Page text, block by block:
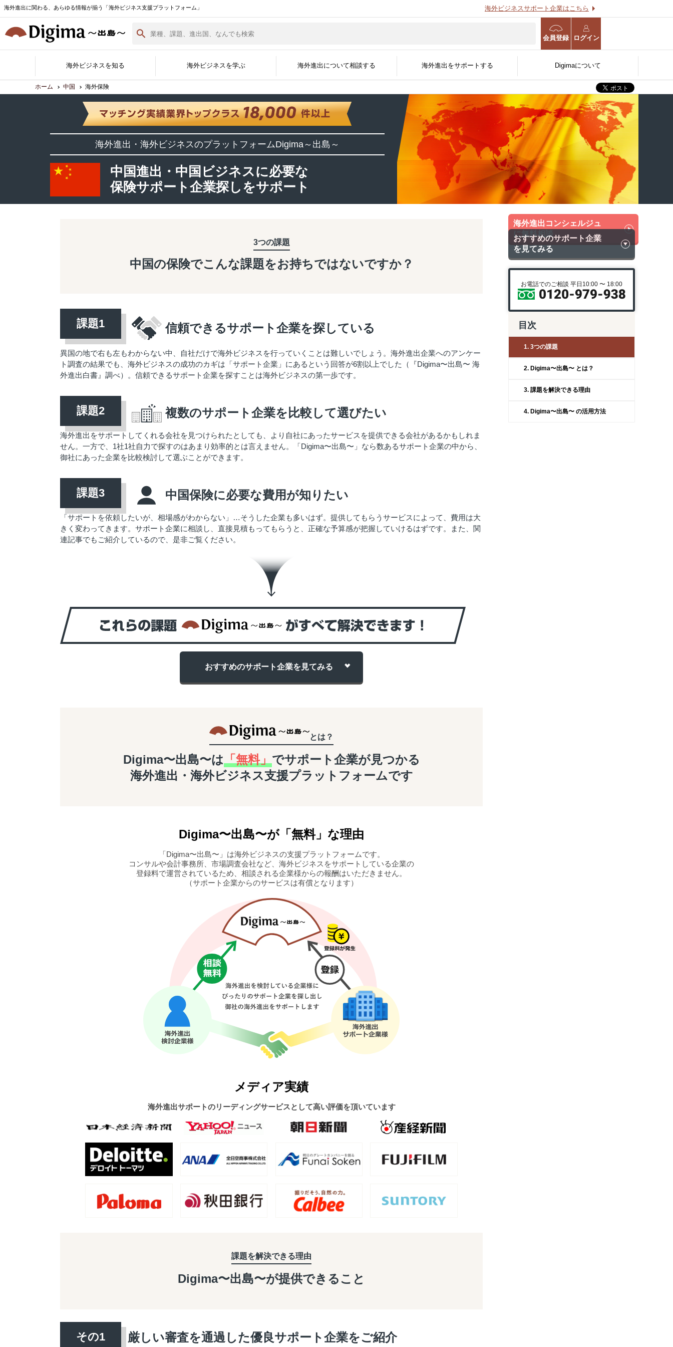
海外進出に関わる、あらゆる情報が揃う「海外ビジネス支援プラットフォーム」 海外ビジネスサポート企業はこちら
会員登録 ログイン
海外ビジネスを知る
各国の最新情報 海外ビジネスノウハウ 海外ビジネスコラム 海外進出事例
海外進出企業
インタビュー
海外ビジネスを学ぶ
Digima Library
資料ダウンロード
海外進出白書
（最新版）
無料会員登録 海外ビジネスセミナー 海外ビジネスEXPO
海外進出について相談する
無料相談窓口 サポート企業一覧 サポートジャンル
現地企業と繋がる
開国アポイントメント
グローバル人材を採用する
開国エンジン〜縁人〜
海外進出WEB診断
海外事業計画策定支援サー
ビス
海外進出をサポートする
サポート企業ができること サポート企業の登録・詳細 資料掲載について 広告掲載について 展示会に出展する
官公庁/公的機関/金融機関
向け
Digimaについて
Digimaとは 海外イベント実績紹介 メディア掲載実績 よくある質問 運営会社
ホーム 中国 海外保険
海外進出・海外ビジネスのプラットフォームDigima～出島～
中国進出・中国ビジネスに必要な
保険サポート企業探しをサポート
3つの課題
中国の保険でこんな課題をお持ちではないですか？
信頼できるサポート企業を探している
異国の地で右も左もわからない中、自社だけで海外ビジネスを行っていくことは難しいでしょう。海外進出企業へのアンケー
ト調査の結果でも、海外ビジネスの成功のカギは「サポート企業」にあるという回答が6割以上でした（『Digima〜出島〜 海
外進出白書』調べ）。信頼できるサポート企業を探すことは海外ビジネスの第一歩です。
複数のサポート企業を比較して選びたい
海外進出をサポートしてくれる会社を見つけられたとしても、より自社にあったサービスを提供できる会社があるかもしれま
せん。一方で、1社1社自力で探すのはあまり効率的とは言えません。「Digima〜出島〜」なら数あるサポート企業の中から、
御社にあった企業を比較検討して選ぶことができます。
中国保険に必要な費用が知りたい
「サポートを依頼したいが、相場感がわからない」…そうした企業も多いはず。提供してもらうサービスによって、費用は大
きく変わってきます。サポート企業に相談し、直接見積もってもらうと、正確な予算感が把握していけるはずです。また、関
連記事でもご紹介しているので、是非ご覧ください。
おすすめのサポート企業を 見てみる
とは？
Digima〜出島〜は 「無料」 でサポート企業が見つかる
海外進出・海外ビジネス支援プラットフォームです
Digima〜出島〜が「無料」な理由
「Digima〜出島〜」は海外ビジネスの支援プラットフォームです。
コンサルや会計事務所、市場調査会社など、海外ビジネスをサポートしている企業の
登録料で運営されているため、相談される企業様からの報酬はいただきません。
（サポート企業からのサービスは有償となります）
メディア実績
海外進出サポートのリーディングサービスとして高い評価を頂いています
課題を解決できる理由
Digima〜出島〜が提供できること
厳しい審査を通過した優良サポート企業をご紹介
海外進出コンシェルジュ
に無料相談
おすすめのサポート企業
を見てみる
お電話でのご相談 平日10:00 〜 18:00
目次
1. 3つの課題
2. Digima〜出島〜 とは？
3. 課題を解決できる理由
4. Digima〜出島〜 の活用方法